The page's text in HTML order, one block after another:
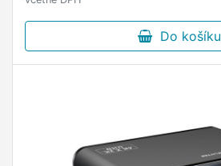
Do košíku